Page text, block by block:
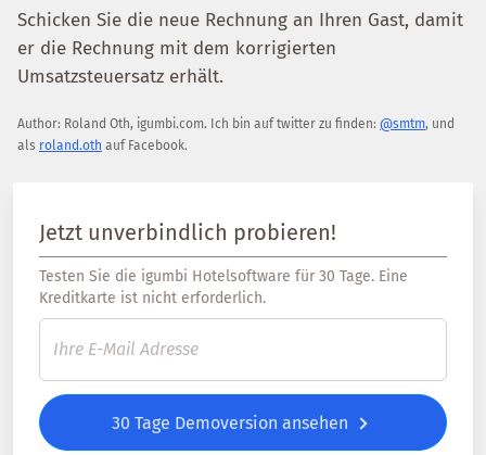
Schicken Sie die neue Rechnung an Ihren Gast, damit
er die Rechnung mit dem korrigierten
Umsatzsteuersatz erhält.
Author: Roland Oth, igumbi.com. Ich bin auf twitter zu finden: @smtm, und
als roland.oth auf Facebook.
Jetzt unverbindlich probieren!
Testen Sie die igumbi Hotelsoftware für 30 Tage. Eine
Kreditkarte ist nicht erforderlich.
30 Tage Demoversion ansehen